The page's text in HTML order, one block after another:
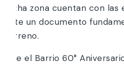
dicha zona cuentan con
este un documento
terreno.
Que el Barrio 60°